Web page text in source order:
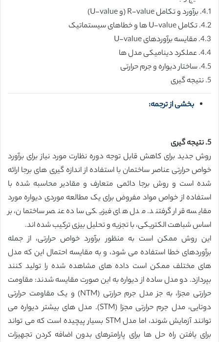
4.1. برآورد و تکامل R-value (و U-value)
4.2. تکامل U-value ها و خطاهای سیستماتیک
4.3. مقایسه برآوردهای U-value
4.4. عملکرد دینامیکی مدل ها
4.5. ساختار دیواره و جرم حرارتی
5. نتیجه گیری
بخشی از ترجمه:
5. نتیجه گیری
روش جدید برای کاهش قابل توجه دوره نظارت مورد نیاز برای برآورد
خواص حرارتی عناصر ساختمان با استفاده از اندازه گیری های برجا ارائه
شده است و روش برجا دائمی متعارف و مقادیر محاسبه شده با
استفاده از خواص مواد مفروض برای یک مطالعه موردی دیواره مورد
مقایسه قرار گرفتند. مدل های فیزیکی ساده عنصر ساختمان، بر
اساس شباهت الکتریکی، با تجزیه و تحلیل بیزی ترکیب شده اند.
این روش ممکن است به منظور برآورد خواص حرارتی، از جمله
برآوردهای خطا استفاده می شود، و به مقایسه احتمال این که مدل
های مختلف ممکن است داده های مشاهده شده را تولید کنند
بپردازد. دو مدل ساده از دیواره به این صورت مقایسه شدند: مقاومت
حرارتی مجزا، به جز مدل جرم حرارتی (NTM) و یک مقاومت حرارتی
دوتایی، مدل جرم حرارتی مجزا (STM). مدل های بیشتر دیواره می
توانند آزمایش شوند، اما مدل STM بسیار پیچیده است که می تواند
برای یافتن راه حل ها برای پارامترهای بدون اضافه کردن تجهیزات